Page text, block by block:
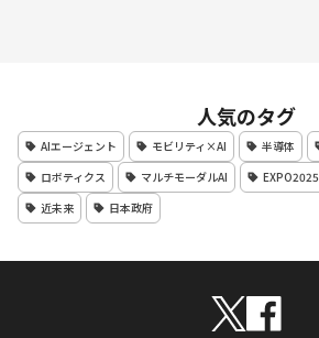
人気のタグ
AIエージェント モビリティ×AI 半導体
ロボティクス
マルチモーダルAI EXPO2025
近未来
日本政府